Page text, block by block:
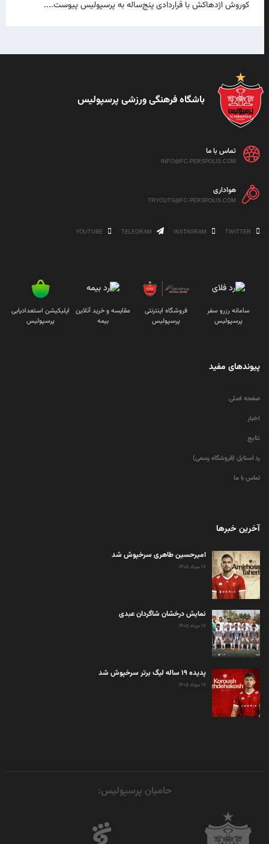
کوروش اژدهاکش با قراردادی پنج‌ساله به پرسپولیس پیوست....
باشگاه فرهنگی ورزشی پرسپولیس
تماس با ما
INFO@FC-PERSPOLIS.COM
هواداری
TRYOUTS@FC-PERSPOLIS.COM
سامانه رزرو سفر
پرسپولیس
فروشگاه اینترنتی
پرسپولیس
مقایسه و خرید آنلاین
بیمه
اپلیکیشن استعدادیابی
پرسپولیس
پیوندهای مفید
صفحه اصلی
اخبار
نتایج
رد استایل (فروشگاه رسمی)
تماس با ما
آخرین خبرها
امیرحسین طاهری سرخپوش شد
۱۷ مرداد ۱۴۰۵
نمایش درخشان شاگردان عبدی
۱۷ مرداد ۱۴۰۵
پدیده ۱۹ ساله لیگ برتر سرخپوش شد
۱۷ مرداد ۱۴۰۵
حامیان پرسپولیس: